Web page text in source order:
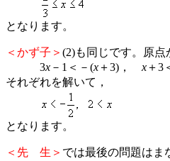
となります。
＜かず子＞ (2)も同じです。原点
3x －1＜－(x＋3)， x＋3
それぞれを解いて，
となります。
＜先 生＞ では最後の問題はま